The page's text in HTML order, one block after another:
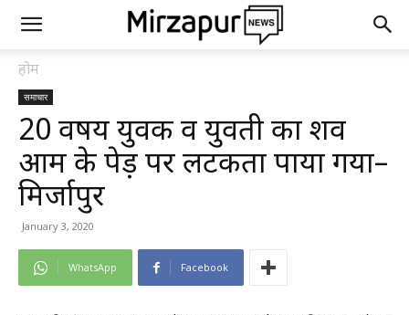
होम
समाचार
20 वर्षीय युवक व युवती का शव
आम के पेड़ पर लटकता पाया गया–
मिर्जापुर
January 3, 2020
WhatsApp Facebook